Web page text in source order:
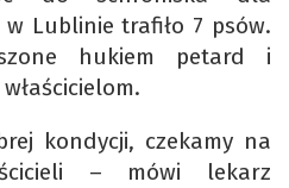
Lublinie trafiło 7 psów.
hukiem petard i
kondycji, czekamy na
– mówi lekarz